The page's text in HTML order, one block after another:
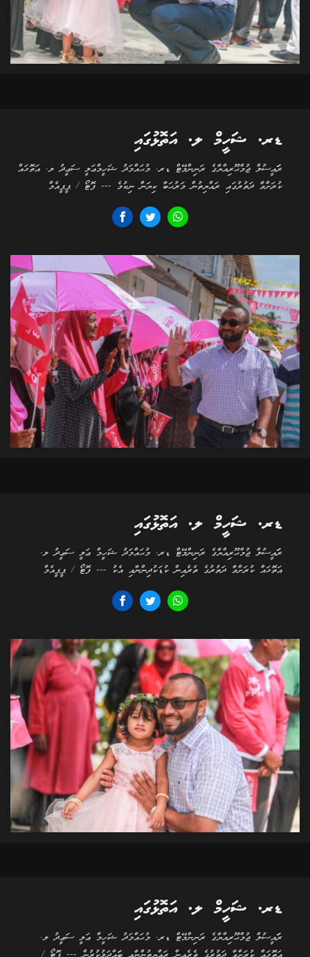
ޑރ. ޝަހީމް ލ. އަތޮޅުގައި
ރަަައީސުލް ޖުމްޙޫރިއްޔާގެ ރަނިންމޭޓް ޑރ. މުޙައްމަދު ޝަހީމްޢަލީ ސަޢީދު ލ. އަތޮޅައް
ކުރަށްވާ ދަތުރުގައި ރައްޔިތުން މަރުޙަބާ ކިޔަން ނިކުމެ --- ފޮޓޯ / ޕީޕީއެމް
ޑރ. ޝަހީމް ލ. އަތޮޅުގައި
ރަަައީސުލް ޖުމްޙޫރިއްޔާގެ ރަނިންމޭޓް ޑރ. މުޙައްމަދު ޝަހީމް ޢަލީ ސަޢީދު ލ.
އަތޮޅައް ކުރަށްވާ ދަތުރުގެ ތެރެއިން ކުޑަކުދިންނާއި އެކު --- ފޮޓޯ / ޕީޕީއެމް
ޑރ. ޝަހީމް ލ. އަތޮޅުގައި
ރަަައީސުލް ޖުމްޙޫރިއްޔާގެ ރަނިންމޭޓް ޑރ. މުޙައްމަދު ޝަހީމް ޢަލީ ސަޢީދު ލ.